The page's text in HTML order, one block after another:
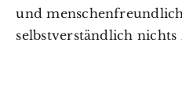
und
selbstverständlich nichts